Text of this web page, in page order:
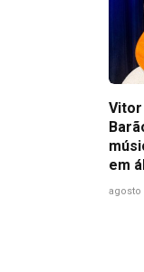
Vitor
em
agosto